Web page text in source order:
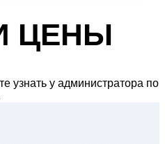
ЦЕНЫ
узнать у администратора по